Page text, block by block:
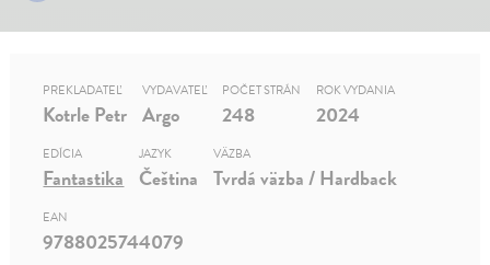
PREKLADATEĽ
Kotrle Petr
VYDAVATEĽ
Argo
POČET STRÁN
248
ROK VYDANIA
2024
EDÍCIA
Fantastika
JAZYK
Čeština
VÄZBA
Tvrdá väzba / Hardback
EAN
9788025744079